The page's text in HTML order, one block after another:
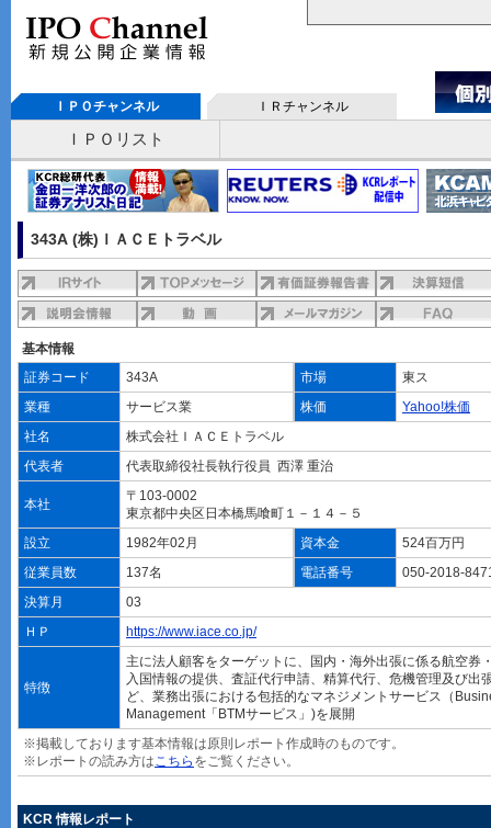
ＩＰＯチャンネル ＩＲチャンネル
ＩＰＯリスト
343A (株)ＩＡＣＥトラベル
基本情報
証券コード
343A 市場
東ス
業種
サービス業 株価
Yahoo!株価
社名
株式会社ＩＡＣＥトラベル
代表者
代表取締役社長執行役員 西澤 重治
本社
〒103-0002
東京都中央区日本橋馬喰町１－１４－５
設立
1982年02月 資本金
524百万円
従業員数
137名 電話番号
050-2018-
決算月
03
ＨＰ
https://www.iace.co.jp/
特徴
主に法人顧客をターゲットに、国内・海外出張に係る航空券
入国情報の提供、査証代行申請、精算代行、危機管理及び出
ど、業務出張における包括的なマネジメントサービス（
Management「BTMサービス」)を展開
※掲載しております基本情報は原則レポート作成時のものです。
※レポートの読み方はこちら をご覧ください。
KCR 情報レポート